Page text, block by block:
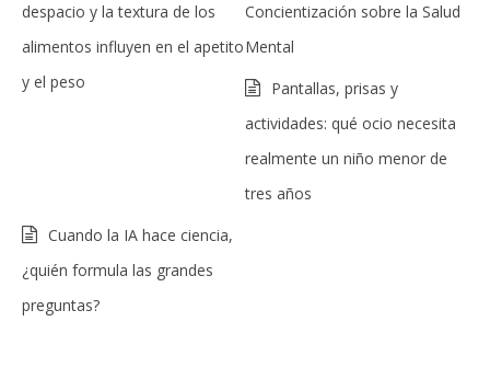
despacio y la textura de los
alimentos influyen en el apetito
y el peso
Concientización sobre la Salud
Mental
Pantallas, prisas y
actividades: qué ocio necesita
realmente un niño menor de
tres años
Cuando la IA hace ciencia,
¿quién formula las grandes
preguntas?